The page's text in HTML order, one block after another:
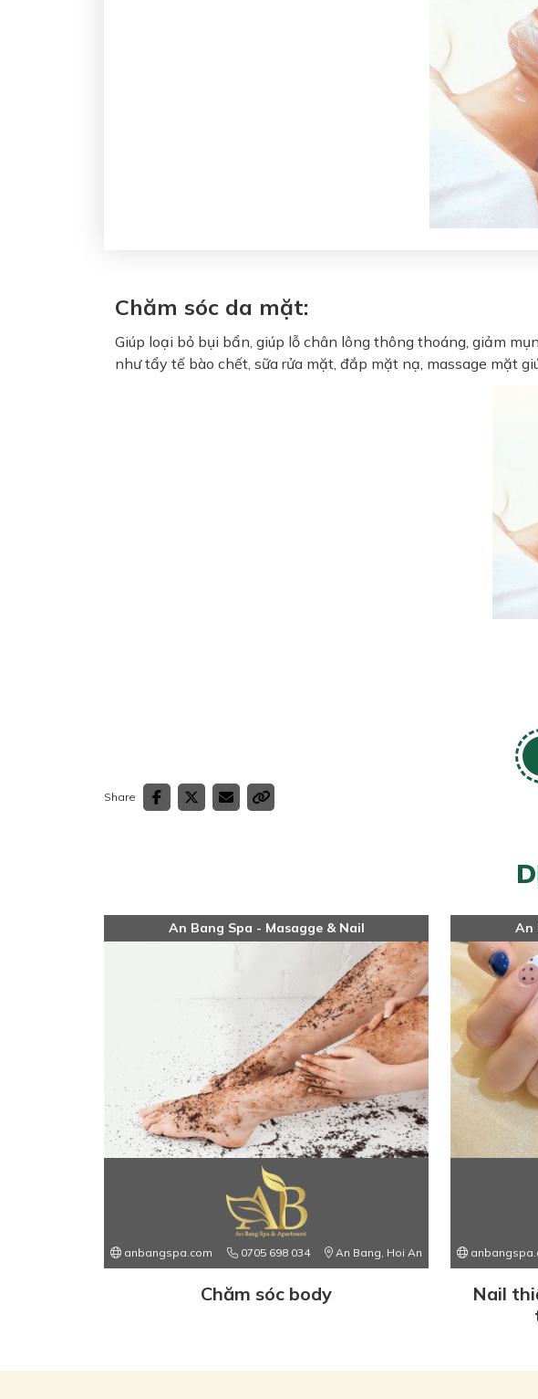
Chăm sóc da mặt:
Giúp loại bỏ bụi bẩn, giúp lỗ chân lông thông thoáng, giảm
như tẩy tế bào chết, sữa rửa mặt, đắp mặt nạ, massage mặt
Share
An Bang Spa - Masagge & Nail
anbangspa.com 0705 698 034 An Bang, Hoi An
Chăm sóc body
An
Nail